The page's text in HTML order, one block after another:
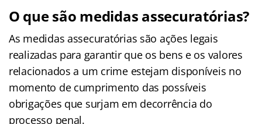
O que são medidas assecuratórias?
As medidas assecuratórias são ações legais
realizadas para garantir que os bens e os valores
relacionados a um crime estejam disponíveis no
momento de cumprimento das possíveis
obrigações que surjam em decorrência do
processo penal.